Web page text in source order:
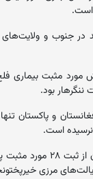
است.
در جنوب و
مثبت بیماری
بود.
و پاکستان
نرسیده است.
در سال جاری میلادی تا
مرزی